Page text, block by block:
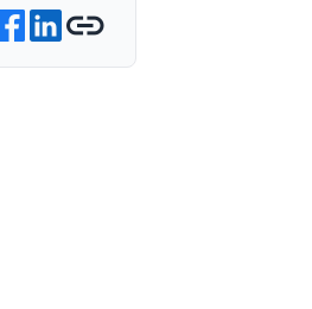
on Twitter
on Facebook
Share on LinkedIn
Copy link